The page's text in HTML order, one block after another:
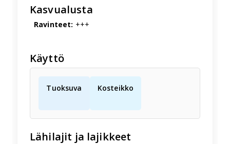
Kasvualusta
Ravinteet: +++
Käyttö
Tuoksuva Kosteikko
Lähilajit ja lajikkeet